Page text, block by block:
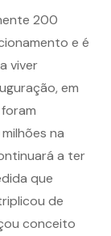
200
e é
viver
em
na
a ter
que
de
conceito